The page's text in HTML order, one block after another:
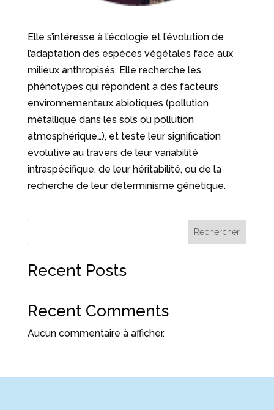
Elle s’intéresse à l’écologie et l’évolution de
l’adaptation des espèces végétales face aux
milieux anthropisés. Elle recherche les
phénotypes qui répondent à des facteurs
environnementaux abiotiques (pollution
métallique dans les sols ou pollution
atmosphérique…), et teste leur signification
évolutive au travers de leur variabilité
intraspécifique, de leur héritabilité, ou de la
recherche de leur déterminisme génétique.
Rechercher
Recent Posts
Recent Comments
Aucun commentaire à afficher.